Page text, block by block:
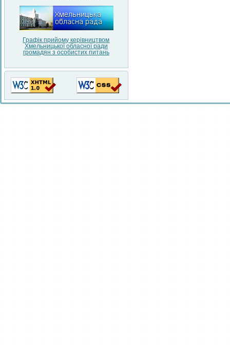
Графік прийому керівництвом
Хмельницької обласної ради
громадян з особистих питань